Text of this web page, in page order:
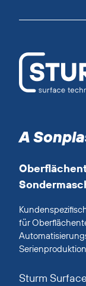
A
für
Serienproduktion.
Sturm